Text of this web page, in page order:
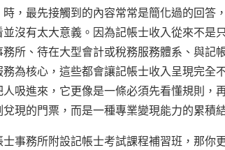
，最先接觸到的內容常常是簡化過的回答
沒有太大意義。因為記帳士收入從來不是
所、待在大型會計或稅務服務體系、與記
為核心，這些都會讓記帳士收入呈現完全
吸進來，它更像是一條必須先看懂規則，
現的門票，而是一種專業變現能力的累積
事務所附設記帳士考試課程補習班，那你